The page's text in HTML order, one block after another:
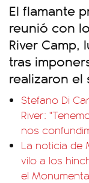
El flamante
reunió con
River Camp,
tras
realizaron el
Stefano Di
River:
nos
La noticia de
vilo a los
el